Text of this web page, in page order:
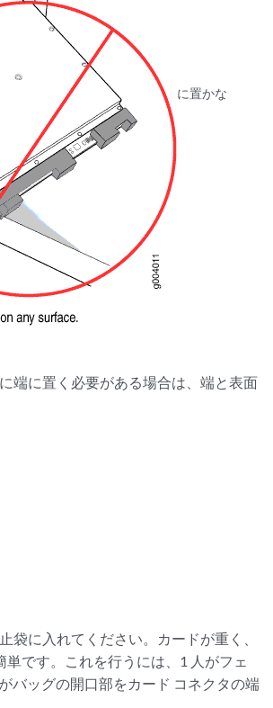
に置かな
端に置く必要がある場合は、端と表面
袋に入れてください。カードが重く、
です。これを行うには、1 人がフェ
バッグの開口部をカード コネクタの端